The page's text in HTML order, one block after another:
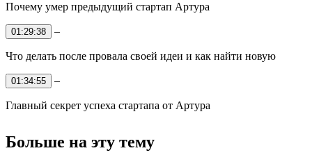
Почему умер предыдущий стартап Артура
01:29:38 –
Что делать после провала своей идеи и как найти новую
01:34:55 –
Главный секрет успеха стартапа от Артура
Больше на эту тему